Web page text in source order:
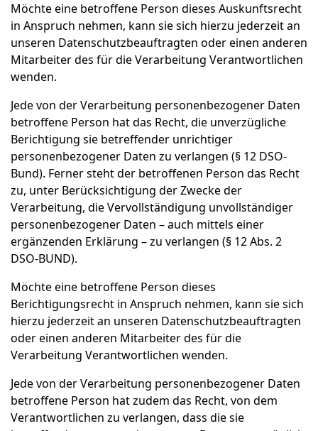
Möchte eine betroffene Person dieses Auskunftsrecht
in Anspruch nehmen, kann sie sich hierzu jederzeit an
unseren Datenschutzbeauftragten oder einen anderen
Mitarbeiter des für die Verarbeitung Verantwortlichen
wenden.
Jede von der Verarbeitung personenbezogener Daten
betroffene Person hat das Recht, die unverzügliche
Berichtigung sie betreffender unrichtiger
personenbezogener Daten zu verlangen (§ 12 DSO-
Bund). Ferner steht der betroffenen Person das Recht
zu, unter Berücksichtigung der Zwecke der
Verarbeitung, die Vervollständigung unvollständiger
personenbezogener Daten – auch mittels einer
ergänzenden Erklärung – zu verlangen (§ 12 Abs. 2
DSO-BUND).
Möchte eine betroffene Person dieses
Berichtigungsrecht in Anspruch nehmen, kann sie sich
hierzu jederzeit an unseren Datenschutzbeauftragten
oder einen anderen Mitarbeiter des für die
Verarbeitung Verantwortlichen wenden.
Jede von der Verarbeitung personenbezogener Daten
betroffene Person hat zudem das Recht, von dem
Verantwortlichen zu verlangen, dass die sie